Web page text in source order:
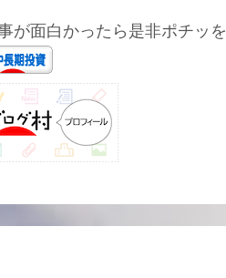
が面白かったら是非ポチッを